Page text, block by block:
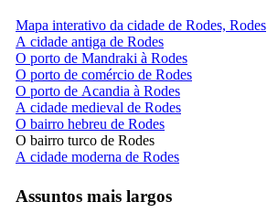
Mapa interativo da cidade de Rodes, Rodes
A cidade antiga de Rodes
O porto de Mandraki à Rodes
O porto de comércio de Rodes
O porto de Acandia à Rodes
A cidade medieval de Rodes
O bairro hebreu de Rodes
O bairro turco de Rodes
A cidade moderna de Rodes
Assuntos mais largos